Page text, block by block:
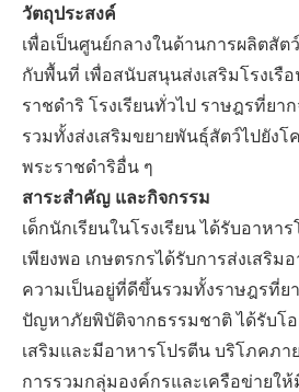
วัตถุประสงค์
เพื่อเป็นศูนย์กลางในด้านการผลิตสัต
กับพื้นที่ เพื่อสนับสนุนส่งเสริมโรงเรื
ราชดำริ โรงเรียนทั่วไป ราษฎรที่ยา
รวมทั้งส่งเสริมขยายพันธุ์สัตว์ไปยังโ
พระราชดำริอื่น ๆ
สาระสำคัญ และกิจกรรม
เด็กนักเรียนในโรงเรียน ได้รับอาหา
เพียงพอ เกษตรกรได้รับการส่งเสริ
ความเป็นอยู่ที่ดีขึ้นรวมทั้งราษฎรที่ย
ปัญหาภัยพิบัติจากธรรมชาติ ได้รับโ
เสริมและมีอาหารโปรตีน บริโภคภา
การรวมกลุ่มองค์กรและเครือข่ายใ